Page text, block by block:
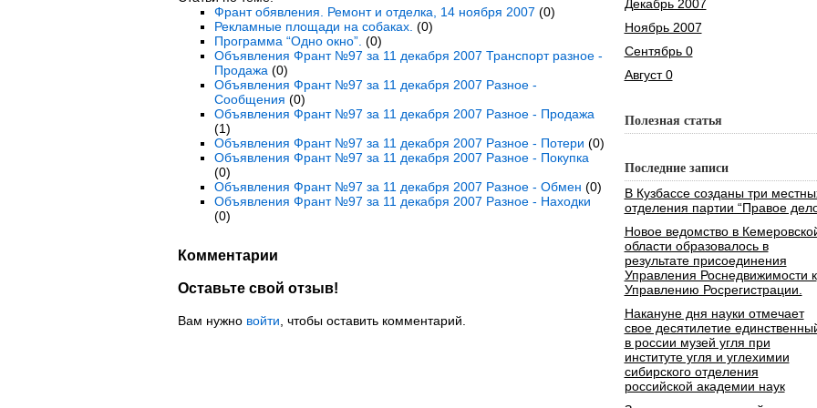
Франт обявления. Ремонт и отделка, 14 ноября 2007 (0)
Рекламные площади на собаках. (0)
Программа “Одно окно”. (0)
Объявления Франт №97 за 11 декабря 2007 Транспорт разное -
Продажа (0)
Объявления Франт №97 за 11 декабря 2007 Разное -
Сообщения (0)
Объявления Франт №97 за 11 декабря 2007 Разное - Продажа
(1)
Объявления Франт №97 за 11 декабря 2007 Разное - Потери (0)
Объявления Франт №97 за 11 декабря 2007 Разное - Покупка
(0)
Объявления Франт №97 за 11 декабря 2007 Разное - Обмен (0)
Объявления Франт №97 за 11 декабря 2007 Разное - Находки
(0)
Комментарии
Оставьте свой отзыв!
Вам нужно войти , чтобы оставить комментарий.
Декабрь 2007
Ноябрь 2007
Сентябрь 0
Август 0
Полезная статья
Последние записи
В Кузбассе созданы три
отделения партии “Правое
Новое ведомство в
области образовалось в
результате присоединения
Управления Роснедвижимости к
Управлению Росрегистрации.
Накануне дня науки отмечает
свое десятилетие
в россии музей угля при
институте угля и углехимии
сибирского отделения
российской академии наук